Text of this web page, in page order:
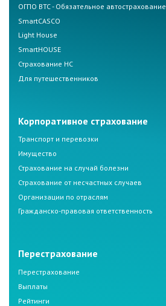
ОГПО ВТС - Обязательное автострахование
SmartCASCO
Light House
SmartHOUSE
Страхование НС
Для путешественников
Корпоративное страхование
Транспорт и перевозки
Имущество
Страхование на случай болезни
Страхование от несчастных случаев
Организации по отраслям
Гражданско-правовая ответственность
Перестрахование
Перестрахование
Выплаты
Рейтинги